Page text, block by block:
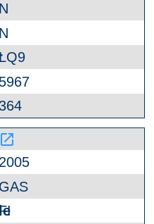
N
N
5967
364
launch
2005
GAS
FI